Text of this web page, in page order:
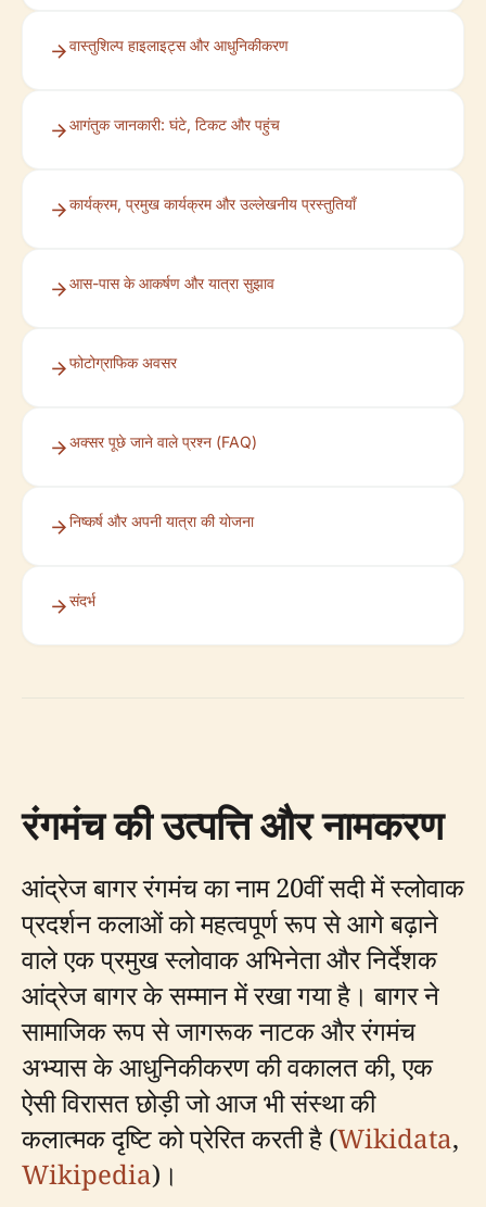
वास्तुशिल्प हाइलाइट्स और आधुनिकीकरण
आगंतुक जानकारी: घंटे, टिकट और पहुंच
कार्यक्रम, प्रमुख कार्यक्रम और उल्लेखनीय प्रस्तुतियाँ
आस-पास के आकर्षण और यात्रा सुझाव
फोटोग्राफिक अवसर
अक्सर पूछे जाने वाले प्रश्न (FAQ)
निष्कर्ष और अपनी यात्रा की योजना
संदर्भ
रंगमंच की उत्पत्ति और नामकरण
आंद्रेज बागर रंगमंच का नाम 20वीं सदी में स्लोवाक
प्रदर्शन कलाओं को महत्वपूर्ण रूप से आगे बढ़ाने
वाले एक प्रमुख स्लोवाक अभिनेता और निर्देशक
आंद्रेज बागर के सम्मान में रखा गया है। बागर ने
सामाजिक रूप से जागरूक नाटक और रंगमंच
अभ्यास के आधुनिकीकरण की वकालत की, एक
ऐसी विरासत छोड़ी जो आज भी संस्था की
कलात्मक दृष्टि को प्रेरित करती है (Wikidata,
Wikipedia)।